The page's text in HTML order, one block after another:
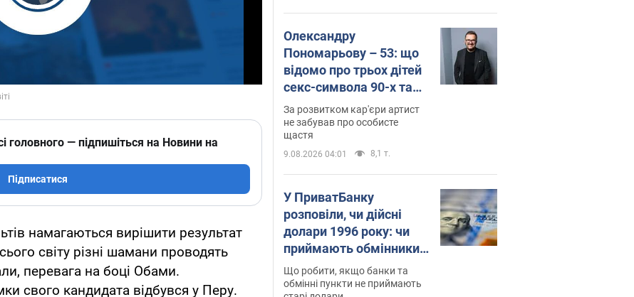
головного — підпишіться на Новини на
Підписатися
намагаються вирішити результат
світу різні шамани проводять
перевага на боці Обами.
свого кандидата відбувся у Перу.
Олександру
Пономарьову – 53: що
відомо про трьох дітей
секс-символа 90-х та
який вигляд вони
мають
За розвитком кар'єри артист
не забував про особисте
щастя
9.08.2026 04:01 8,1 т.
У ПриватБанку
розповіли, чи дійсні
долари 1996 року: чи
приймають обмінники
та банки такі купюри
Що робити, якщо банки та
обмінні пункти не приймають